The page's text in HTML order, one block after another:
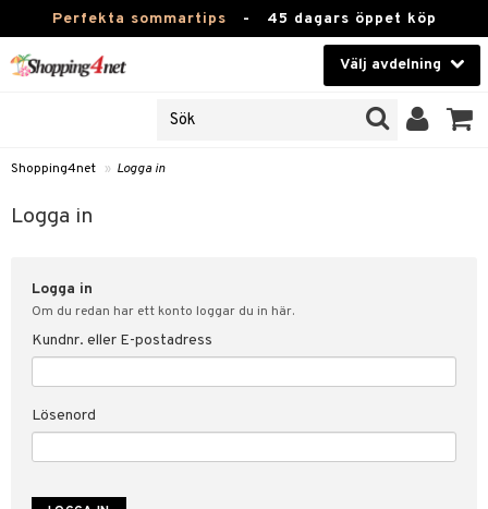
Perfekta sommartips - 45 dagars öppet köp
Välj avdelning
Kontaktlinser
Hälsokost
Fitness
Hem & Inredning
Leksaker, Barn & Baby
Varumärken
Shopping4net » Logga in
Logga in
Logga in
Om du redan har ett konto loggar du in här.
Kundnr. eller E-postadress
Lösenord
svar